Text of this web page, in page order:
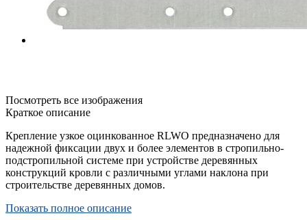
Посмотреть все изображения
Краткое описание
Крепление узкое оцинкованное RLWO предназначено для
надежной фиксации двух и более элементов в стропильно-
подстропильной системе при устройстве деревянных
конструкций кровли с различными углами наклона при
строительстве деревянных домов.
Показать полное описание